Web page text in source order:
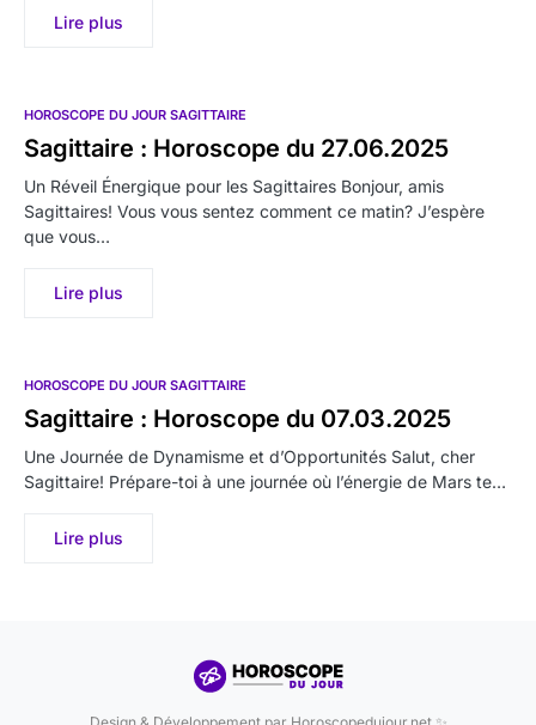
Lire plus
HOROSCOPE DU JOUR SAGITTAIRE
Sagittaire : Horoscope du 27.06.2025
Un Réveil Énergique pour les Sagittaires Bonjour, amis
Sagittaires! Vous vous sentez comment ce matin? J’espère
que vous…
Lire plus
HOROSCOPE DU JOUR SAGITTAIRE
Sagittaire : Horoscope du 07.03.2025
Une Journée de Dynamisme et d’Opportunités Salut, cher
Sagittaire! Prépare-toi à une journée où l’énergie de Mars te…
Lire plus